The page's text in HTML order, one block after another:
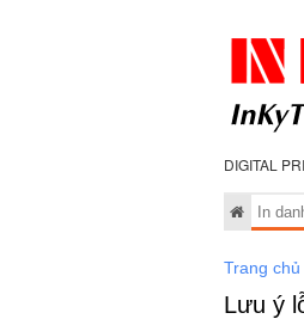
DIGITAL
In
Trang chủ
Lưu ý